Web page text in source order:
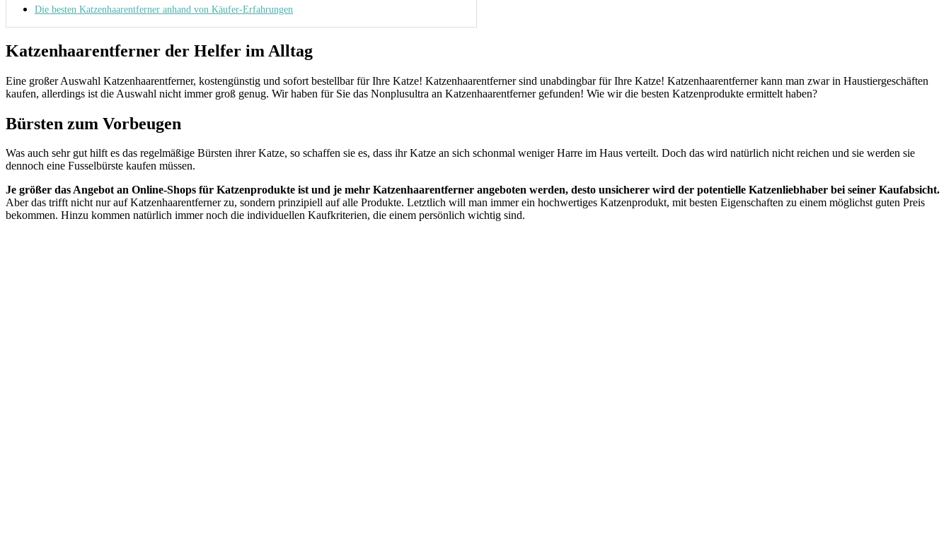
Die besten Katzenhaarentferner anhand von Käufer-Erfahrungen
Katzenhaarentferner der Helfer im Alltag
Eine großer Auswahl Katzenhaarentferner, kostengünstig und sofort bestellbar für Ihre Katze! Katzenhaarentferner sind unabdingbar für Ihre Katze! Katzenhaarentferner kann man zwar in Haustiergeschäften
kaufen, allerdings ist die Auswahl nicht immer groß genug. Wir haben für Sie das Nonplusultra an Katzenhaarentferner gefunden! Wie wir die besten Katzenprodukte ermittelt haben?
Bürsten zum Vorbeugen
Was auch sehr gut hilft es das regelmäßige Bürsten ihrer Katze, so schaffen sie es, dass ihr Katze an sich schonmal weniger Harre im Haus verteilt. Doch das wird natürlich nicht reichen und sie werden sie
dennoch eine Fusselbürste kaufen müssen.
Je größer das Angebot an Online-Shops für Katzenprodukte ist und je mehr Katzenhaarentferner angeboten werden, desto unsicherer wird der potentielle Katzenliebhaber bei seiner Kaufabsicht.
Aber das trifft nicht nur auf Katzenhaarentferner zu, sondern prinzipiell auf alle Produkte. Letztlich will man immer ein hochwertiges Katzenprodukt, mit besten Eigenschaften zu einem möglichst guten Preis
bekommen. Hinzu kommen natürlich immer noch die individuellen Kaufkriterien, die einem persönlich wichtig sind.